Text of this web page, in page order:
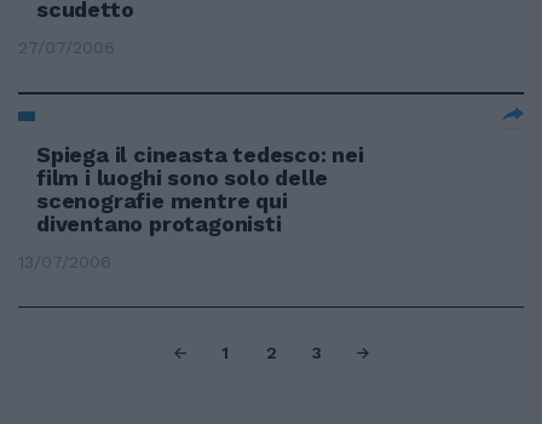
scudetto
27/07/2006
Spiega il cineasta tedesco: nei
film i luoghi sono solo delle
scenografie mentre qui
diventano protagonisti
13/07/2006
1 2 3